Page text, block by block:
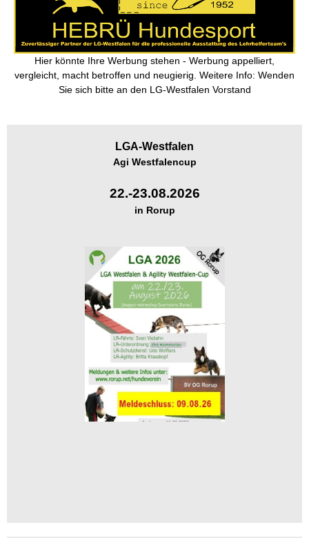
Hier könnte Ihre Werbung stehen - Werbung appelliert,
vergleicht, macht betroffen und neugierig. Weitere Info: Wenden
Sie sich bitte an den LG-Westfalen Vorstand
LGA-Westfalen
Agi Westfalencup
22.-23.08.2026
in Rorup